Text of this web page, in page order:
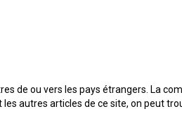
de ou vers les pays étrangers. La
autres articles de ce site, on peut